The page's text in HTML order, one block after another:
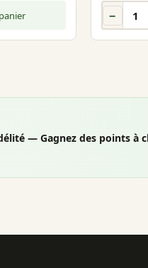
−
— Gagnez des points à